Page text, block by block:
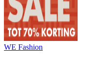
WE Fashion